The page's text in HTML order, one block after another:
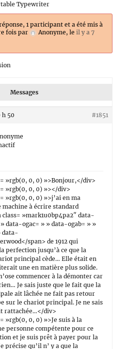
Typewriter
1 participant et a été mis à
fois par
Anonyme, le il y a 7
Messages
h 50 #1851
»rgb(0, 0, 0) »>Bonjour,</div>
»rgb(0, 0, 0) »></div>
»rgb(0, 0, 0) »>j’ai en ma
machine à écrire standard
class= »mark1u0bp4pa2″ data-
data-ogac= » » data-ogab= » »
data-
span> de 1912 qui
perfection jusqu’à ce que la
principal cède… Elle était en
une en matière plus solide.
commencer à la démonter car
Je sais juste que le fait que la
ait lâchée ne fait pas retour
sur le chariot principal. Je ne sais
rattachée…</div>
»rgb(0, 0, 0) »>Je suis à la
personne compétente pour ce
et je suis prêt à payer pour la
précise qu’il n’ y a que la